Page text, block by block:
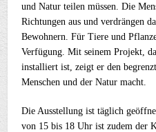
und Natur teilen müssen. Die
Richtungen aus und verdrängen
Bewohnern. Für Tiere und
Verfügung. Mit seinem Projekt,
installiert ist, zeigt er den
Menschen und der Natur macht.
Die Ausstellung ist täglich
von 15 bis 18 Uhr ist zudem der